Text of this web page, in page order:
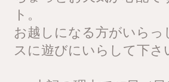
ト。
お越しになる方がいら
スに遊びにいらして下さ